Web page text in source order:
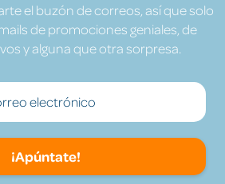
el buzón de correos, así que solo
de promociones geniales, de
y alguna que otra sorpresa.
¡Apúntate!